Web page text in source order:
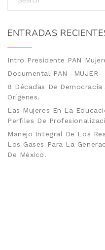
ENTRADAS
Intro Presidente PAN
Documental PAN -MUJER-
8 Décadas De Democracia
Orígenes.
Las Mujeres En La
Perfiles De
Manejo Integral De Los
Los Gases Para La
De México.